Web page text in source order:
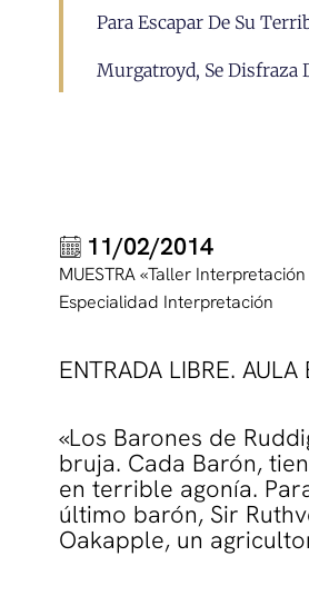
Para Escapar De Su
Murgatroyd, Se Disfraza
11/02/2014
MUESTRA «Taller
Especialidad Interpretación
ENTRADA LIBRE.
«Los Barones de
bruja. Cada Barón,
en terrible agonía.
último barón, Sir
Oakapple, un